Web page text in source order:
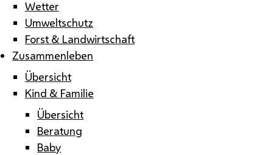
Wetter
Umweltschutz
Forst & Landwirtschaft
Zusammenleben
Übersicht
Kind & Familie
Übersicht
Beratung
Baby